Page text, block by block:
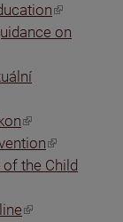
on
the Child